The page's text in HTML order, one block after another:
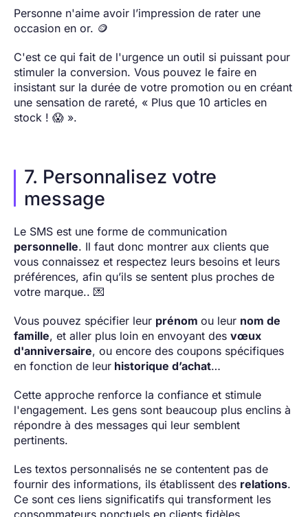
Personne n'aime avoir l’impression de rater une
occasion en or. 🪙
C'est ce qui fait de l'urgence un outil si puissant pour
stimuler la conversion. Vous pouvez le faire en
insistant sur la durée de votre promotion ou en créant
une sensation de rareté, « Plus que 10 articles en
stock ! 😱 ».
7. Personnalisez votre
message
Le SMS est une forme de communication
personnelle. Il faut donc montrer aux clients que
vous connaissez et respectez leurs besoins et leurs
préférences, afin qu’ils se sentent plus proches de
votre marque.. 💌
Vous pouvez spécifier leur prénom ou leur nom de
famille, et aller plus loin en envoyant des vœux
d'anniversaire, ou encore des coupons spécifiques
en fonction de leur historique d’achat…
Cette approche renforce la confiance et stimule
l'engagement. Les gens sont beaucoup plus enclins à
répondre à des messages qui leur semblent
pertinents.
Les textos personnalisés ne se contentent pas de
fournir des informations, ils établissent des relations.
Ce sont ces liens significatifs qui transforment les
consommateurs ponctuels en clients fidèles.